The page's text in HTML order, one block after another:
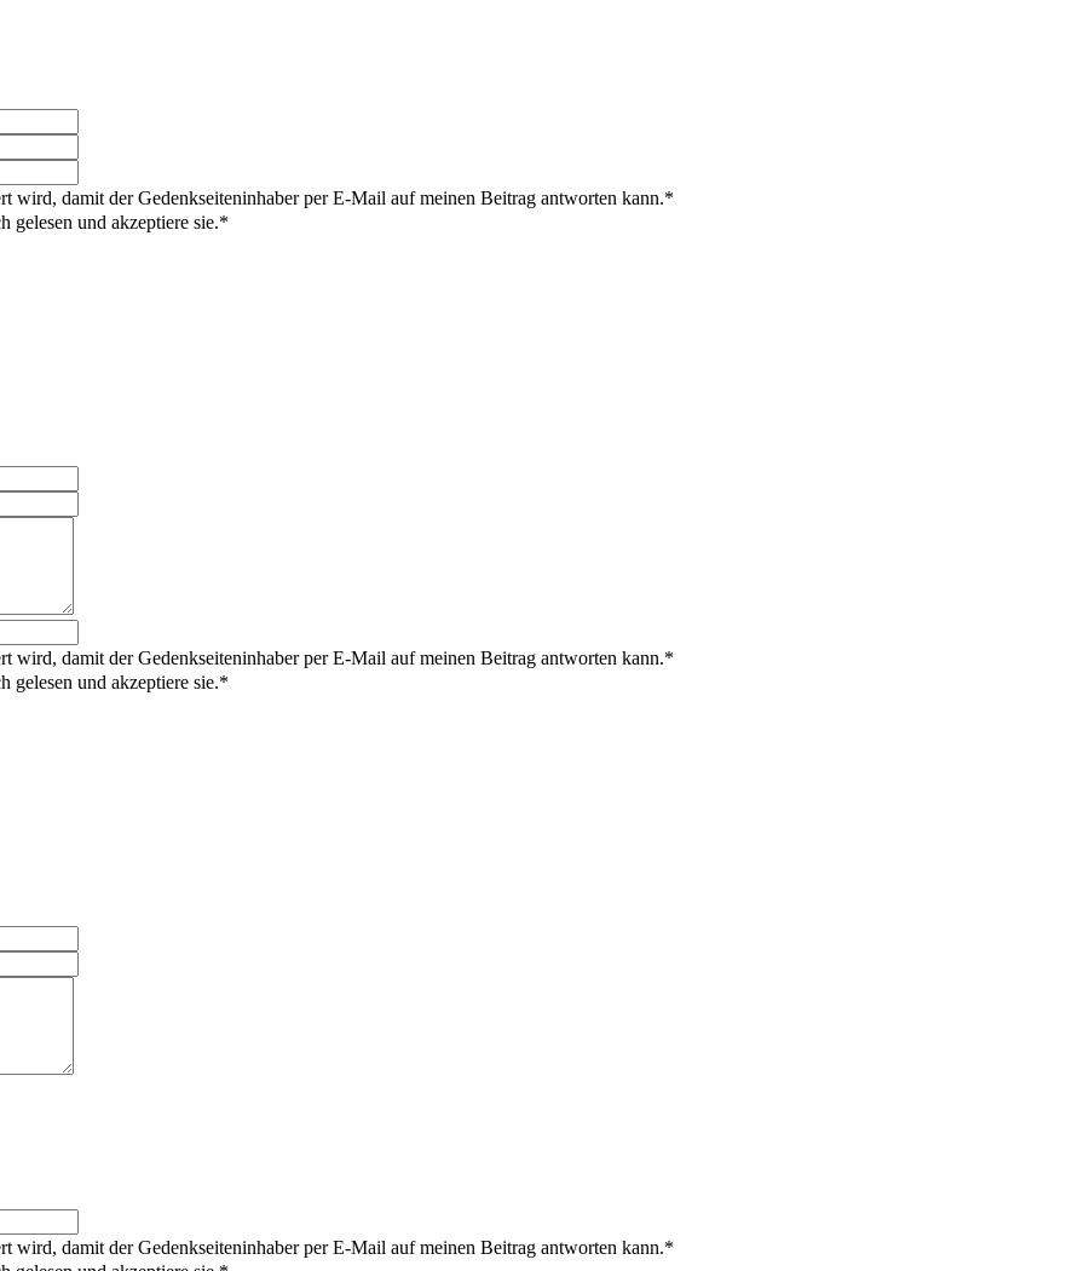
wird, damit der Gedenkseiteninhaber per E-Mail auf meinen Beitrag antworten kann.
gelesen und akzeptiere sie.
wird, damit der Gedenkseiteninhaber per E-Mail auf meinen Beitrag antworten kann.
gelesen und akzeptiere sie.
wird, damit der Gedenkseiteninhaber per E-Mail auf meinen Beitrag antworten kann.